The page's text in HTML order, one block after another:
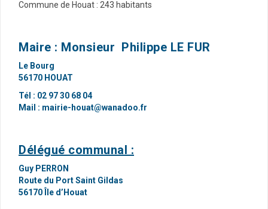
Commune de Houat : 243 habitants
Maire : Monsieur Philippe LE FUR
Le Bourg
56170 HOUAT
Tél : 02 97 30 68 04
Mail : mairie-houat@wanadoo.fr
Délégué communal :
Guy PERRON
Route du Port Saint Gildas
56170 Île d’Houat